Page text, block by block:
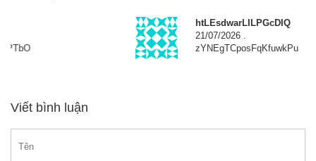
htLEsdwarLILPGcDIQ
zYNEgTCposFqKfuwkPu
Viết bình luận